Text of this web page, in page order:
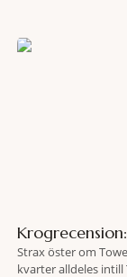
lokaliserades den 2
Strax öster om
kvarter alldeles intill